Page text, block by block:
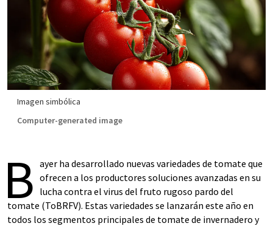
Imagen simbólica
Computer-generated image
B ayer ha desarrollado nuevas variedades de tomate que
ofrecen a los productores soluciones avanzadas en su
lucha contra el virus del fruto rugoso pardo del
tomate (ToBRFV). Estas variedades se lanzarán este año en
todos los segmentos principales de tomate de invernadero y